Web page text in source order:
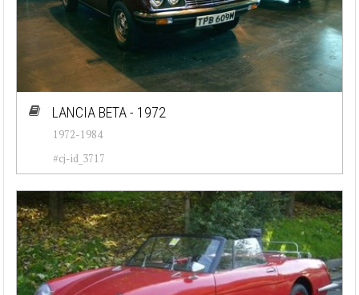
LANCIA BETA - 1972
1972-1984
#cj-id_3717